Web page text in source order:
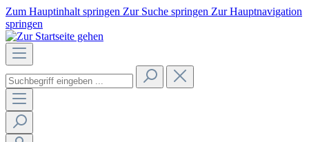
Zum Hauptinhalt springen Zur Suche springen Zur Hauptnavigation
springen